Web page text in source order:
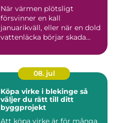
När värmen plötsligt
försvinner en kall
januarikväll, eller när en dold
vattenläcka börjar skada
08. jul
Köpa virke i blekinge så
väljer du rätt till ditt
byggprojekt
Att köpa virke är för många